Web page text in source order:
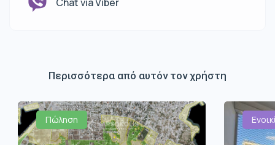
Περισσότερα από αυτόν τον χρήστη
Πώληση